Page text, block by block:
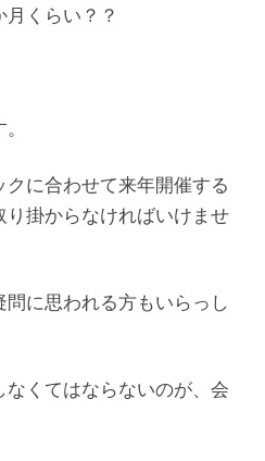
くらい？？
に合わせて来年開催する
掛からなければいけませ
に思われる方もいらっし
くてはならないのが、会